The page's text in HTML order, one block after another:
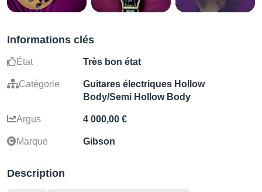
Informations clés
État Très bon état
Catégorie
Guitares électriques Hollow
Body/Semi Hollow Body
Argus 4 000,00 €
Marque Gibson
Description